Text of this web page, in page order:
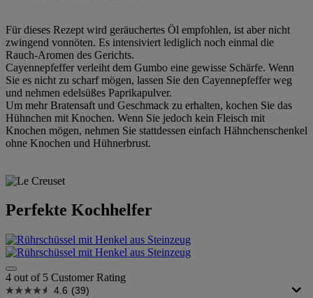
Für dieses Rezept wird geräuchertes Öl empfohlen, ist aber nicht
zwingend vonnöten. Es intensiviert lediglich noch einmal die
Rauch-Aromen des Gerichts.
Cayennepfeffer verleiht dem Gumbo eine gewisse Schärfe. Wenn
Sie es nicht zu scharf mögen, lassen Sie den Cayennepfeffer weg
und nehmen edelsüßes Paprikapulver.
Um mehr Bratensaft und Geschmack zu erhalten, kochen Sie das
Hühnchen mit Knochen. Wenn Sie jedoch kein Fleisch mit
Knochen mögen, nehmen Sie stattdessen einfach Hähnchenschenkel
ohne Knochen und Hühnerbrust.
Perfekte Kochhelfer
4 out of 5 Customer Rating
4.6 (39)